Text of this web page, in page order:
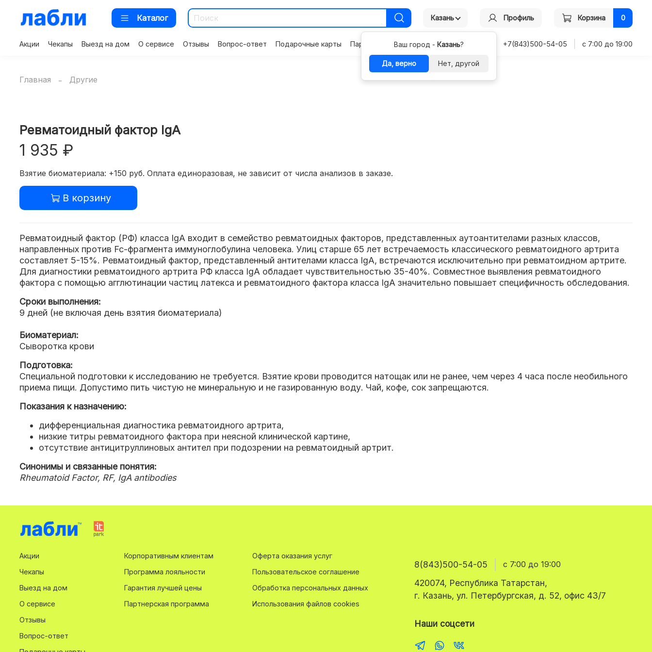
Каталог Казань
Ваш город - Казань?
Да, верно Нет, другой
Профиль Корзина 0
Акции Чекапы Выезд на дом О сервисе Отзывы Вопрос-ответ Подарочные карты Партнерам Контакты +7(843)500-54-05 с 7:00 до 19:00
Главная Другие
Ревматоидный фактор IgA
1 935 ₽
Взятие биоматериала: +150 руб. Оплата единоразовая, не зависит от числа анализов в заказе.
В корзину
Ревматоидный фактор (РФ) класса IgA входит в семейство ревматоидных факторов, представленных аутоантителами разных классов,
направленных против Fc-фрагмента иммуноглобулина человека. Улиц старше 65 лет встречаемость классического ревматоидного артрита
составляет 5-15%. Ревматоидный фактор, представленный антителами класса IgA, встречаются исключительно при ревматоидном артрите.
Для диагностики ревматоидного артрита РФ класса IgA обладает чувствительностью 35-40%. Совместное выявления ревматоидного
фактора с помощью агглютинации частиц латекса и ревматоидного фактора класса IgA значительно повышает специфичность обследования.
Сроки выполнения:
9 дней (не включая день взятия биоматериала)
Биоматериал:
Сыворотка крови
Подготовка:
Специальной подготовки к исследованию не требуется. Взятие крови проводится натощак или не ранее, чем через 4 часа после необильного
приема пищи. Допустимо пить чистую не минеральную и не газированную воду. Чай, кофе, сок запрещаются.
Показания к назначению:
дифференциальная диагностика ревматоидного артрита,
низкие титры ревматоидного фактора при неясной клинической картине,
отсутствие антицитруллиновых антител при подозрении на ревматоидный артрит.
Синонимы и связанные понятия:
Rheumatoid Factor, RF, IgA antibodies
Акции
Чекапы
Выезд на дом
О сервисе
Отзывы
Вопрос-ответ
Корпоративным клиентам
Программа лояльности
Гарантия лучшей цены
Партнерская программа
Оферта оказания услуг
Пользовательское соглашение
Обработка персональных данных
Использования файлов cookies
8(843)500-54-05 с 7:00 до 19:00
420074, Республика Татарстан,
г. Казань, ул. Петербургская, д. 52, офис 43/7
Наши соцсети